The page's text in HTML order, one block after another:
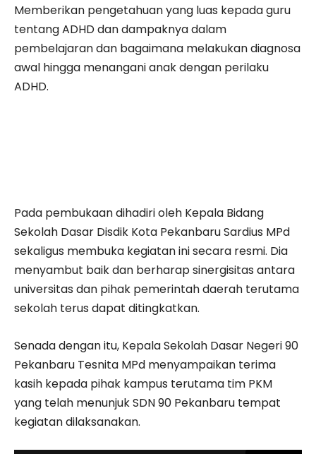
Memberikan pengetahuan yang luas kepada guru
tentang ADHD dan dampaknya dalam
pembelajaran dan bagaimana melakukan diagnosa
awal hingga menangani anak dengan perilaku
ADHD.
Pada pembukaan dihadiri oleh Kepala Bidang
Sekolah Dasar Disdik Kota Pekanbaru Sardius MPd
sekaligus membuka kegiatan ini secara resmi. Dia
menyambut baik dan berharap sinergisitas antara
universitas dan pihak pemerintah daerah terutama
sekolah terus dapat ditingkatkan.
Senada dengan itu, Kepala Sekolah Dasar Negeri 90
Pekanbaru Tesnita MPd menyampaikan terima
kasih kepada pihak kampus terutama tim PKM
yang telah menunjuk SDN 90 Pekanbaru tempat
kegiatan dilaksanakan.